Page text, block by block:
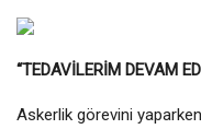
“TEDAVİLERİM DEVAM
Askerlik görevini yaparken